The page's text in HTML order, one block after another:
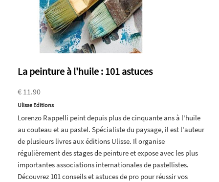
La peinture à l'huile : 101 astuces
€ 11.90
Ulisse Editions
Lorenzo Rappelli peint depuis plus de cinquante ans à l'huile
au couteau et au pastel. Spécialiste du paysage, il est l'auteur
de plusieurs livres aux éditions Ulisse. Il organise
régulièrement des stages de peinture et expose avec les plus
importantes associations internationales de pastellistes.
Découvrez 101 conseils et astuces de pro pour réussir vos